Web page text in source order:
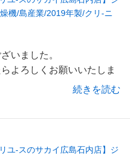
機/島産業/2019年製/クリ-ニ
いました。
よろしくお願いいたしま
続きを読む
リユ-スのサカイ広島石内店】ジ